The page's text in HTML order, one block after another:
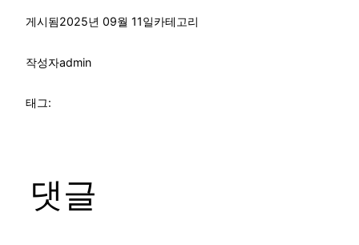
게시됨2025년 09월 11일카테고리
작성자admin
태그:
댓글